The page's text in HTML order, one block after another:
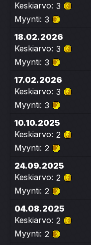
Keskiarvo: 3
Myynti: 3
18.02.2026
Keskiarvo: 3
Myynti: 3
17.02.2026
Keskiarvo: 3
Myynti: 3
10.10.2025
Keskiarvo: 2
Myynti: 2
24.09.2025
Keskiarvo: 2
Myynti: 2
04.08.2025
Keskiarvo: 2
Myynti: 2